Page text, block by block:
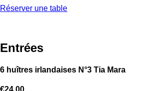
Réserver une table
Entrées
6 huîtres irlandaises N°3 Tia Mara